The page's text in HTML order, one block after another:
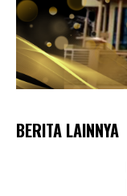
BERITA LAINNYA